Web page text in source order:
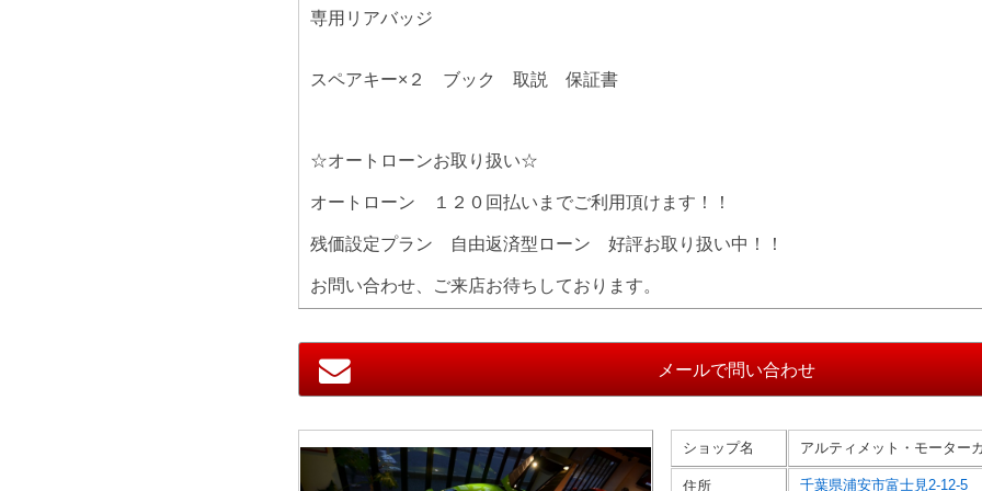
専用リアバッジ
スペアキー×２ ブック 取説 保証書
☆オートローンお取り扱い☆
オートローン １２０回払いまでご利用頂けます！！
残価設定プラン 自由返済型ローン 好評お取り扱い中！！
お問い合わせ、ご来店お待ちしております。
ショップ名 アルティメット・モーター
住所 千葉県浦安市富士見2-12-5